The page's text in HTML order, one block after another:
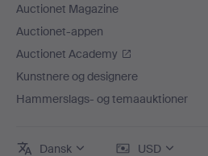
Auctionet Magazine
Auctionet-appen
Auctionet Academy
Kunstnere og designere
Hammerslags- og temaauktioner
Dansk USD